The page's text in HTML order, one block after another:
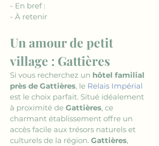
- En bref :
- À retenir
Un amour de petit
village : Gattières
Si vous recherchez un hôtel familial
près de Gattières, le Relais Impérial
est le choix parfait. Situé idéalement
à proximité de Gattières, ce
charmant établissement offre un
accès facile aux trésors naturels et
culturels de la région. Gattières,